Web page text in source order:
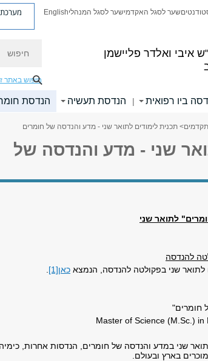
איבי ואלדר פליישמן
שער לסגל האקדמישער לסגל המנהליEnglish מערכת
חיפוש באתר
ביו רפואית | הנדסת תעשיה הנדסת
> תכנית לימודים לתואר שני - מדע והנדסה של חומרים
שני - מדע והנדסה של
לתואר שני
להנדסה
לתואר שני בפקולטה להנדסה, הנמצא כאן[1]
חומרים"
Master of Science (M.Sc.)
שני במדע והנדסה של חומרים, הנדסות אחרות,
בארץ ובעולם.